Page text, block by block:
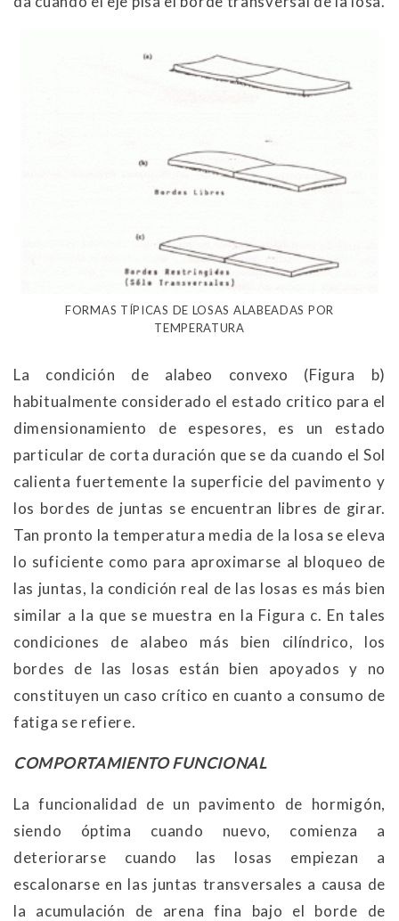
FORMAS TÍPICAS DE LOSAS ALABEADAS POR
TEMPERATURA
La condición de alabeo convexo (Figura b)
habitualmente considerado el estado critico para el
dimensionamiento de espesores, es un estado
particular de corta duración que se da cuando el Sol
calienta fuertemente la superficie del pavimento y
los bordes de juntas se encuentran libres de girar.
Tan pronto la temperatura media de la losa se eleva
lo suficiente como para aproximarse al bloqueo de
las juntas, la condición real de las losas es más bien
similar a la que se muestra en la Figura c. En tales
condiciones de alabeo más bien cilíndrico, los
bordes de las losas están bien apoyados y no
constituyen un caso crítico en cuanto a consumo de
fatiga se refiere.
COMPORTAMIENTO FUNCIONAL
La funcionalidad de un pavimento de hormigón,
siendo óptima cuando nuevo, comienza a
deteriorarse cuando las losas empiezan a
escalonarse en las juntas transversales a causa de
la acumulación de arena fina bajo el borde de